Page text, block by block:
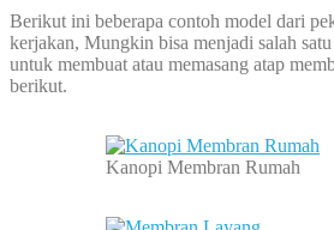
Berikut ini beberapa contoh model dari
kerjakan, Mungkin bisa menjadi salah
untuk membuat atau memasang atap
berikut.
Kanopi Membran Rumah